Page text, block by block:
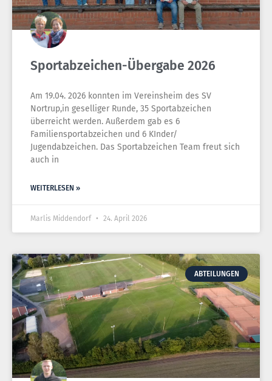
Sportabzeichen-Übergabe 2026
Am 19.04. 2026 konnten im Vereinsheim des SV
Nortrup,in geselliger Runde, 35 Sportabzeichen
überreicht werden. Außerdem gab es 6
Familiensportabzeichen und 6 KInder/
Jugendabzeichen. Das Sportabzeichen Team freut sich
auch in
WEITERLESEN »
Marlis Middendorf 24. April 2026
ABTEILUNGEN